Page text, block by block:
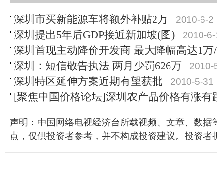
深圳市买新能源车将额外补贴2万 2010-6-2
深圳提出5年后GDP接近新加坡(图) 2010-6-
深圳首现主动降价开发商 最大降幅高达1万
深圳：短信敬告执法 两月少罚626万
2010-
深圳特区延伸方案近期有望获批 2010-5-31
[聚焦中国价格论坛]深圳农产品价格有涨有
声明：中国网络电视经济台所载视频、文章、数据
点，仅供投资者参考，并不构成投资建议。投资者